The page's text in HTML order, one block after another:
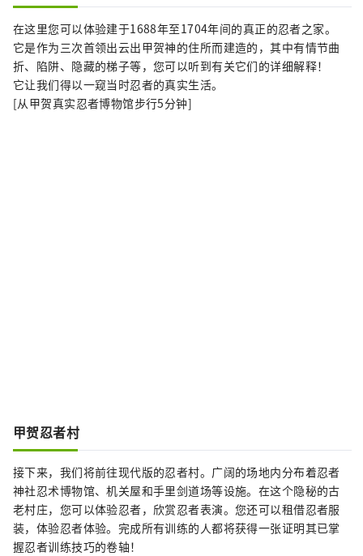
在这里您可以体验建于1688年至1704年间的真正的忍者之家。
它是作为三次首领出云出甲贺神的住所而建造的，其中有情节曲
折、陷阱、隐藏的梯子等，您可以听到有关它们的详细解释！
它让我们得以一窥当时忍者的真实生活。
[从甲贺真实忍者博物馆步行5分钟]
甲贺忍者村
接下来，我们将前往现代版的忍者村。广阔的场地内分布着忍者
神社忍术博物馆、机关屋和手里剑道场等设施。在这个隐秘的古
老村庄，您可以体验忍者，欣赏忍者表演。您还可以租借忍者服
装，体验忍者体验。完成所有训练的人都将获得一张证明其已掌
握忍者训练技巧的卷​​轴！